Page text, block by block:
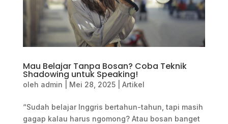
Mau Belajar Tanpa Bosan? Coba Teknik
Shadowing untuk Speaking!
oleh admin Mei 28, 2025| Artikel
“Sudah belajar Inggris bertahun-tahun, tapi masih
gagap kalau harus ngomong? Atau bosan banget